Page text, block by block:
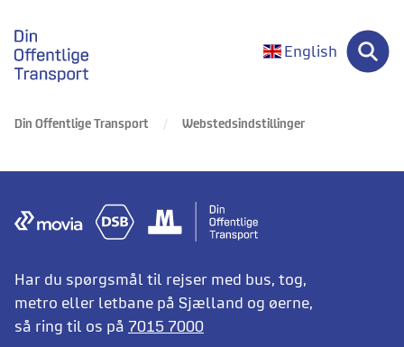
gå til forsiden
English
Din Offentlige Transport Webstedsindstillinger
Har du spørgsmål til rejser med bus, tog,
metro eller letbane på Sjælland og øerne,
så ring til os på 7015 7000